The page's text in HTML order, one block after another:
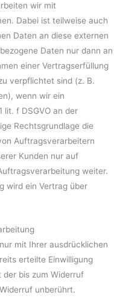
wir mit
Dabei ist teilweise auch
Daten an diese externen
Daten nur dann an
einer Vertragserfüllung
verpflichtet sind (z. B.
wenn wir ein
lit. f DSGVO an der
Rechtsgrundlage die
Auftragsverarbeitern
Kunden nur auf
weiter.
wird ein Vertrag über
mit Ihrer ausdrücklichen
erteilte Einwilligung
der bis zum Widerruf
unberührt.